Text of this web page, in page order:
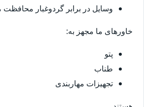
وسایل در برابر گردوغبار
خاورهای ما مجهز به:
پتو
طناب
تجهیزات مهاربندی